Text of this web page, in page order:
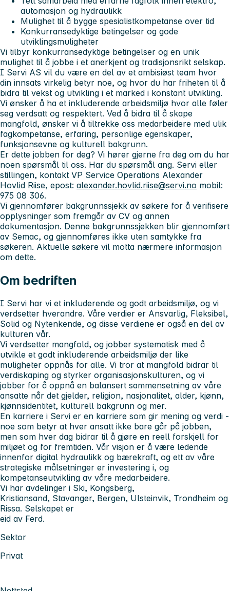
automasjon og hydraulikk
Mulighet til å bygge spesialistkompetanse over tid
Konkurransedyktige betingelser og gode
utviklingsmuligheter
Vi tilbyr konkurransedyktige betingelser og en unik
mulighet til å jobbe i et anerkjent og tradisjonsrikt selskap.
I Servi AS vil du være en del av et ambisiøst team hvor
din innsats virkelig betyr noe, og hvor du har friheten til å
bidra til vekst og utvikling i et marked i konstant utvikling.
Vi ønsker å ha et inkluderende arbeidsmiljø hvor alle føler
seg verdsatt og respektert. Ved å bidra til å skape
mangfold, ønsker vi å tiltrekke oss medarbeidere med ulik
fagkompetanse, erfaring, personlige egenskaper,
funksjonsevne og kulturell bakgrunn.
Er dette jobben for deg? Vi hører gjerne fra deg om du har
noen spørsmål til oss. Har du spørsmål ang. Servi eller
stillingen, kontakt VP Service Operations Alexander
Hovlid Riise, epost: alexander.hovlid.riise@servi.no mobil:
975 08 306.
Vi gjennomfører bakgrunnssjekk av søkere for å verifisere
opplysninger som fremgår av CV og annen
dokumentasjon. Denne bakgrunnssjekken blir gjennomført
av Semac, og gjennomføres ikke uten samtykke fra
søkeren. Aktuelle søkere vil motta nærmere informasjon
om dette.
Om bedriften
I Servi har vi et inkluderende og godt arbeidsmiljø, og vi
verdsetter hverandre. Våre verdier er Ansvarlig, Fleksibel,
Solid og Nytenkende, og disse verdiene er også en del av
kulturen vår.
Vi verdsetter mangfold, og jobber systematisk med å
utvikle et godt inkluderende arbeidsmiljø der like
muligheter oppnås for alle. Vi tror at mangfold bidrar til
verdiskaping og styrker organisasjonskulturen, og vi
jobber for å oppnå en balansert sammensetning av våre
ansatte når det gjelder, religion, nasjonalitet, alder, kjønn,
kjønnsidentitet, kulturell bakgrunn og mer.
En karriere i Servi er en karriere som gir mening og verdi -
noe som betyr at hver ansatt ikke bare går på jobben,
men som hver dag bidrar til å gjøre en reell forskjell for
miljøet og for fremtiden. Vår visjon er å være ledende
innenfor digital hydraulikk og bærekraft, og ett av våre
strategiske målsetninger er investering i, og
kompetanseutvikling av våre medarbeidere.
Vi har avdelinger i Ski, Kongsberg,
Kristiansand, Stavanger, Bergen, Ulsteinvik, Trondheim og
Rissa. Selskapet er
eid av Ferd.
Sektor
Privat